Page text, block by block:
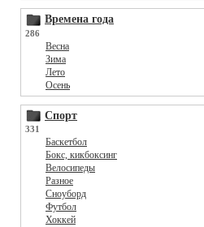
Времена года
286
Весна
Зима
Лето
Осень
Спорт
331
Баскетбол
Бокс, кикбоксинг
Велосипеды
Разное
Сноуборд
Футбол
Хоккей